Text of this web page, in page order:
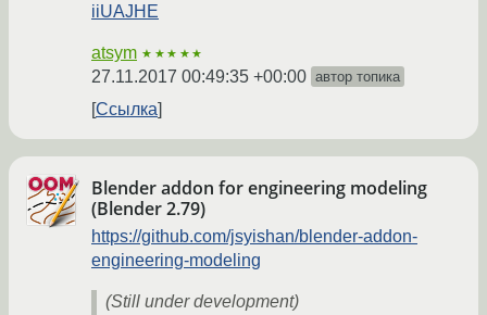
iiUAJHE
atsym ★★★★★
27.11.2017 00:49:35 +00:00 автор топика
Ссылка
Blender addon for engineering modeling
(Blender 2.79)
https://github.com/jsyishan/blender-addon-
engineering-modeling
(Still under development)